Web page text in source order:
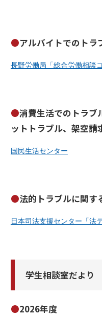
アルバイトでのトラ
長野労働局「総合労働相談
消費生活でのトラブ
ットトラブル、架空請
国民生活センター
法的トラブルに関す
日本司法支援センター「法
学生相談室だより
2026年度